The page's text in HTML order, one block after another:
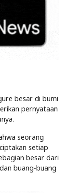
besar di bumi
pernyataan
seorang
setiap
besar dari
buang-buang